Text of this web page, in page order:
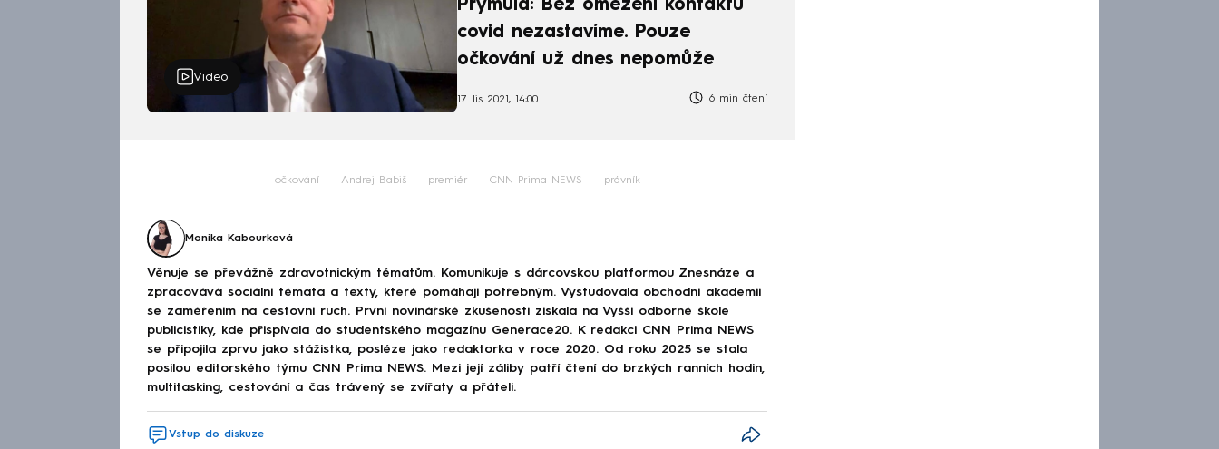
Video
Prymula: Bez omezení kontaktů
covid nezastavíme. Pouze
očkování už dnes nepomůže
17. lis 2021, 14:00 6 min čtení
očkování Andrej Babiš premiér CNN Prima NEWS právník
Monika Kabourková
Věnuje se převážně zdravotnickým tématům. Komunikuje s dárcovskou platformou Znesnáze a
zpracovává sociální témata a texty, které pomáhají potřebným. Vystudovala obchodní akademii
se zaměřením na cestovní ruch. První novinářské zkušenosti získala na Vyšší odborné škole
publicistiky, kde přispívala do studentského magazínu Generace20. K redakci CNN Prima NEWS
se připojila zprvu jako stážistka, posléze jako redaktorka v roce 2020. Od roku 2025 se stala
posilou editorského týmu CNN Prima NEWS. Mezi její záliby patří čtení do brzkých ranních hodin,
multitasking, cestování a čas trávený se zvířaty a přáteli.
Vstup do diskuze